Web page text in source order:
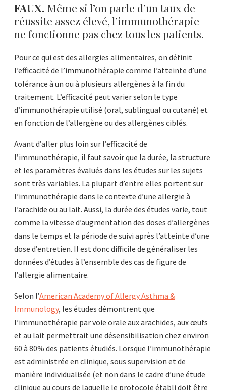
FAUX. Même si l’on parle d’un taux de
réussite assez élevé, l’immunothérapie
ne fonctionne pas chez tous les patients.
Pour ce qui est des allergies alimentaires, on définit
l’efficacité de l’immunothérapie comme l’atteinte d’une
tolérance à un ou à plusieurs allergènes à la fin du
traitement. L’efficacité peut varier selon le type
d’immunothérapie utilisé (oral, sublingual ou cutané) et
en fonction de l’allergène ou des allergènes ciblés.
Avant d’aller plus loin sur l’efficacité de
l’immunothérapie, il faut savoir que la durée, la structure
et les paramètres évalués dans les études sur les sujets
sont très variables. La plupart d’entre elles portent sur
l’immunothérapie dans le contexte d’une allergie à
l’arachide ou au lait. Aussi, la durée des études varie, tout
comme la vitesse d’augmentation des doses d’allergènes
dans le temps et la période de suivi après l’atteinte d’une
dose d’entretien. Il est donc difficile de généraliser les
données d’études à l’ensemble des cas de figure de
l’allergie alimentaire.
Selon l’American Academy of Allergy Asthma &
Immunology, les études démontrent que
l’immunothérapie par voie orale aux arachides, aux œufs
et au lait permettrait une désensibilisation chez environ
60 à 80% des patients étudiés. Lorsque l’immunothérapie
est administrée en clinique, sous supervision et de
manière individualisée (et non dans le cadre d’une étude
clinique au cours de laquelle le protocole établi doit être